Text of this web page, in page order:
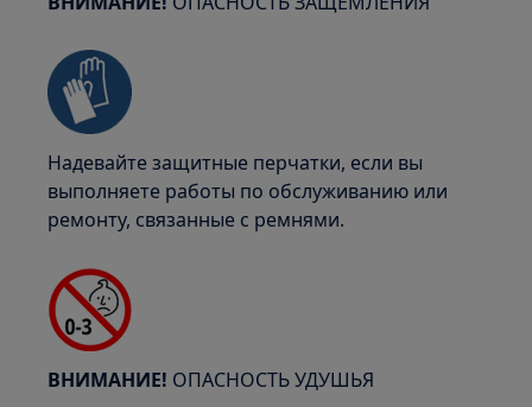
Надевайте защитные перчатки, если вы
выполняете работы по обслуживанию или
ремонту, связанные с ремнями.
ВНИМАНИЕ! ОПАСНОСТЬ УДУШЬЯ